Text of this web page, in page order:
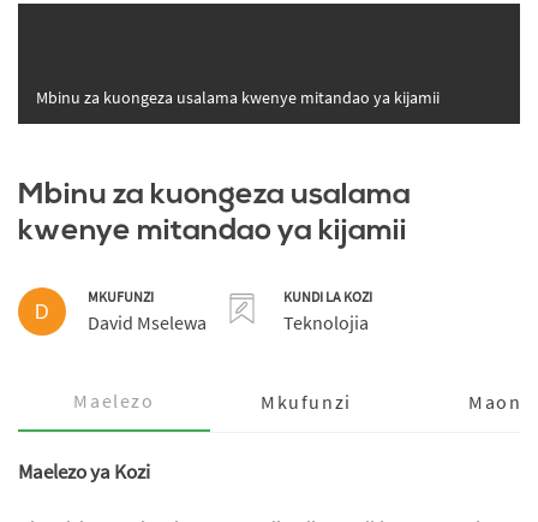
Mbinu za kuongeza usalama kwenye mitandao ya kijamii
Mbinu za kuongeza usalama
kwenye mitandao ya kijamii
D
MKUFUNZI
David Mselewa
KUNDI LA KOZI
Teknolojia
Maelezo Mkufunzi Maoni
Maelezo ya Kozi